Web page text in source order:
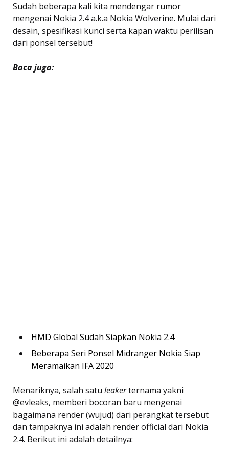
Sudah beberapa kali kita mendengar rumor
mengenai Nokia 2.4 a.k.a Nokia Wolverine. Mulai dari
desain, spesifikasi kunci serta kapan waktu perilisan
dari ponsel tersebut!
Baca juga:
HMD Global Sudah Siapkan Nokia 2.4
Beberapa Seri Ponsel Midranger Nokia Siap
Meramaikan IFA 2020
Menariknya, salah satu leakerternama yakni
@evleaks, memberi bocoran baru mengenai
bagaimana render (wujud) dari perangkat tersebut
dan tampaknya ini adalah render official dari Nokia
2.4. Berikut ini adalah detailnya: